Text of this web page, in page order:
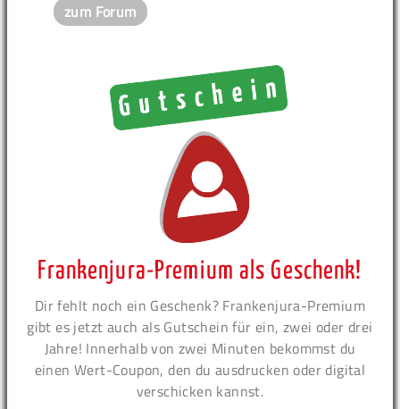
zum Forum
Frankenjura-Premium als Geschenk!
Dir fehlt noch ein Geschenk? Frankenjura-Premium
gibt es jetzt auch als Gutschein für ein, zwei oder drei
Jahre! Innerhalb von zwei Minuten bekommst du
einen Wert-Coupon, den du ausdrucken oder digital
verschicken kannst.